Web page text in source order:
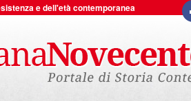
e dell'età contemporanea